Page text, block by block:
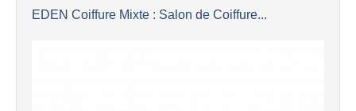
EDEN Coiffure Mixte : Salon de Coiffure...